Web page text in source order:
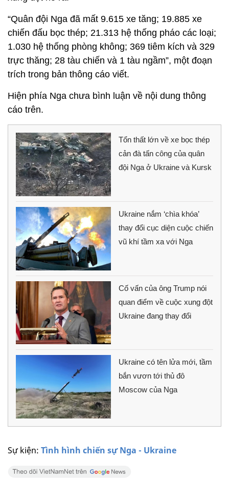
Sự kiện: Tình hình chiến sự Nga - Ukraine
“Quân đội Nga đã mất 9.615 xe tăng; 19.885 xe
chiến đấu bọc thép; 21.313 hệ thống pháo các loại;
1.030 hệ thống phòng không; 369 tiêm kích và 329
trực thăng; 28 tàu chiến và 1 tàu ngầm”, một đoạn
trích trong bản thông cáo viết.
Hiện phía Nga chưa bình luận về nội dung thông
cáo trên.
Tổn thất lớn về xe bọc thép
cản đà tấn công của quân
đội Nga ở Ukraine và Kursk
Ukraine nắm ‘chìa khóa’
thay đổi cục diện cuộc chiến
vũ khí tầm xa với Nga
Cố vấn của ông Trump nói
quan điểm về cuộc xung đột
Ukraine đang thay đổi
Ukraine có tên lửa mới, tầm
bắn vươn tới thủ đô
Moscow của Nga